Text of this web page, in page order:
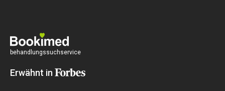
behandlungssuchservice
Erwähnt in